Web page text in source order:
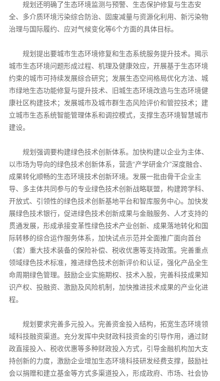
规划还明确了生态环境监测与预警、生态保护修复与生态安
全、多介质环境污染综合防治、固废减量与资源化利用、新污染物
治理与国际履约、应对气候变化等6个方面的具体目标。
规划提出要城市生态环境修复和生态系统服务提升技术。揭示
城市生态环境问题形成过程、机理及健康效应，开展基于生态环境
约束的城市可持续发展综合研究；发展生态空间格局优化方法、城
市绿地生态功能修复与提升技术、旧城生态环境改造与生态环境健
康社区构建技术；发展城市及城市群生态风险评价和管控技术；建
立城市生态系统智能管理体系和调控模式，支撑生态环境智慧城市
建设。
规划强调要构建绿色技术创新体系。加快构建以企业为主体、
以市场为导向的绿色技术创新体系，营造“产学研金介”深度融合、
成果转化顺畅的生态环境技术创新环境。发展一批由骨干企业主
导、多主体共同参与的专业绿色技术创新战略联盟，构建跨学科、
开放式、引领性的绿色技术创新基地平台和智库服务中心。加快发
展绿色技术银行，促进绿色技术创新成果与金融服务、人才支持的
贯通发展，形成承接变革性绿色技术产业创新、成果落地转化和国
际转移的综合运作服务体系，加快试点示范并全面推广面向首台
（套）重大技术装备的保险补偿、税收优惠等支持政策。完善重点
领域绿色技术标准，推进绿色技术创新评价和认证，强化产品全生
命周期绿色管理。鼓励企业实施期权、技术入股，完善科技成果知
识产权、投融资、激励及风险机制，加快推进技术成果的产业化进
程。
规划要求完善多元投入。完善资金投入结构，拓宽生态环境领
域科技融资渠道。充分发挥中央财政科技资金的引导作用，通过财
政直接投入、税收优惠等多种财政投入方式，引导金融机构加大支
持创新的力度，激励企业增加生态环境科技研发经费支撑，鼓励社
会以捐赠和建立基金等方式多渠道投入，形成政府、市场、社会协